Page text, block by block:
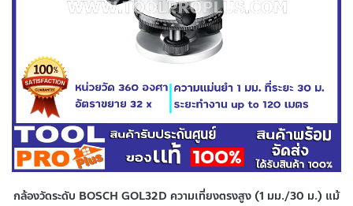
กล้องวัดระดับ BOSCH GOL32D ความเที่ยงตรงสูง (1 มม./30 ม.) แม้